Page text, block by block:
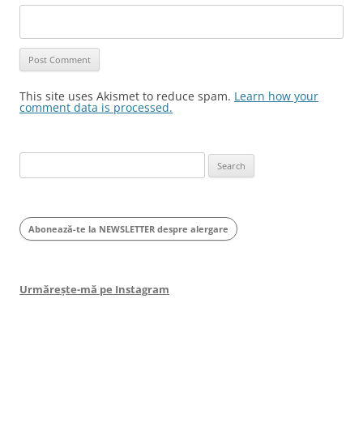
This site uses Akismet to reduce spam. Learn how your
comment data is processed.
for:
Abonează-te la NEWSLETTER despre alergare
Urmărește-mă pe Instagram